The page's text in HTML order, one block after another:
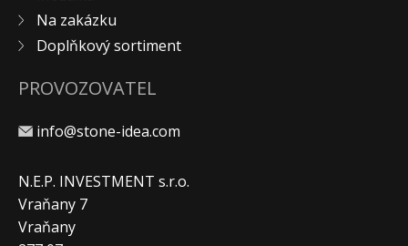
Na zakázku
Doplňkový sortiment
PROVOZOVATEL
info@stone-idea.com
N.E.P. INVESTMENT s.r.o.
Vraňany 7
Vraňany